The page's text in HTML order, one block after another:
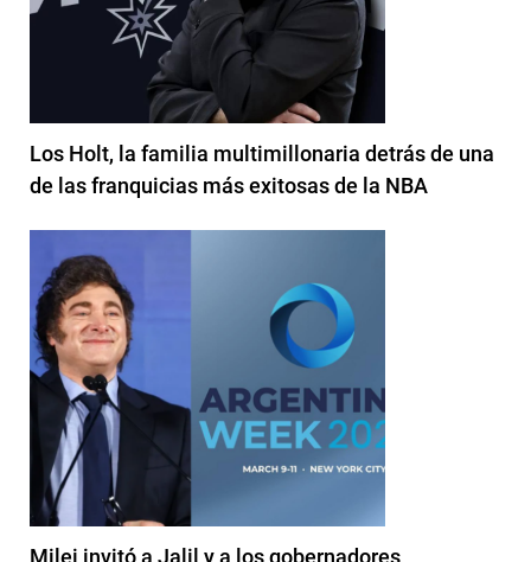
Los Holt, la familia multimillonaria detrás de una
de las franquicias más exitosas de la NBA
Milei invitó a Jalil y a los gobernadores